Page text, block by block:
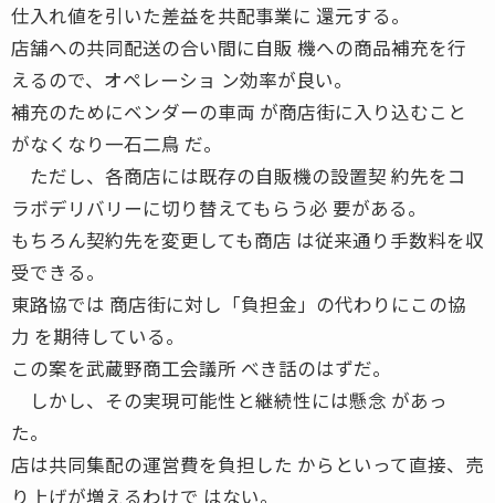
仕入れ値を引いた差益を共配事業に 還元する。
店舗への共同配送の合い間に自販 機への商品補充を行
えるので、オペレーショ ン効率が良い。
補充のためにベンダーの車両 が商店街に入り込むこと
がなくなり一石二鳥 だ。
ただし、各商店には既存の自販機の設置契 約先をコ
ラボデリバリーに切り替えてもらう必 要がある。
もちろん契約先を変更しても商店 は従来通り手数料を収
受できる。
東路協では 商店街に対し「負担金」の代わりにこの協
力 を期待している。
この案を武蔵野商工会議所 べき話のはずだ。
しかし、その実現可能性と継続性には懸念 があっ
た。
店は共同集配の運営費を負担した からといって直接、売
り上げが増えるわけで はない。